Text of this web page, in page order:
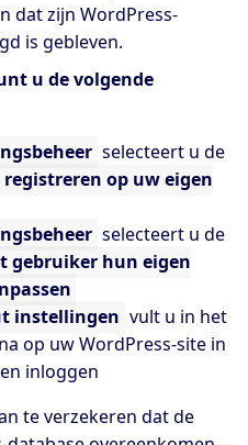
dat zijn WordPress-
is gebleven.
u de volgende
selecteert u de
registreren op uw eigen
selecteert u de
gebruiker hun eigen
instellingen vult u in het
op uw WordPress-site in
inloggen
te verzekeren dat de